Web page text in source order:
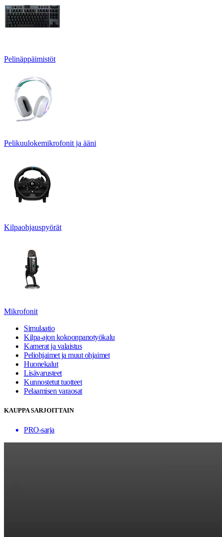
Pelinäppäimistöt
Pelikuulokemikrofonit ja ääni
Kilpaohjauspyörät
Mikrofonit
Simulaatio
Kilpa-ajon kokoonpanotyökalu
Kamerat ja valaistus
Peliohjaimet ja muut ohjaimet
Huonekalut
Lisävarusteet
Kunnostetut tuotteet
Pelaamisen varaosat
KAUPPA SARJOITTAIN
PRO-sarja